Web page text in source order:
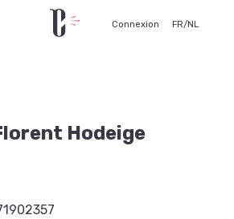
Connexion FR/NL
Hodeige